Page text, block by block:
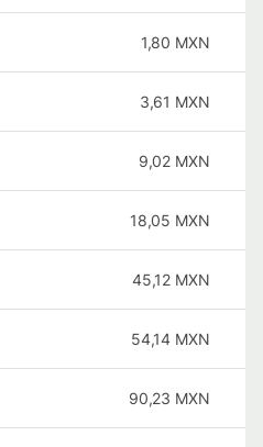
1,80 MXN
3,61 MXN
9,02 MXN
18,05 MXN
45,12 MXN
54,14 MXN
90,23 MXN